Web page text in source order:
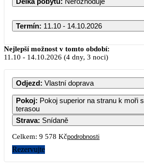
Termín: 11.10 - 14.10.2026
Říjen 2026
PO ÚT ST ČT PÁ
1
5 709
2
5 709
5
12
4 789
Nejlepší možnost v tomto období:
11.10 - 14.10.2026 (4 dny, 3 noci)
Odjezd: Vlastní doprava
Pokoj: Pokoj superior na stranu k moři s balkonem nebo
terasou
Strava: Snídaně
Celkem: 9 578 Kčpodrobnosti
Rezervujte